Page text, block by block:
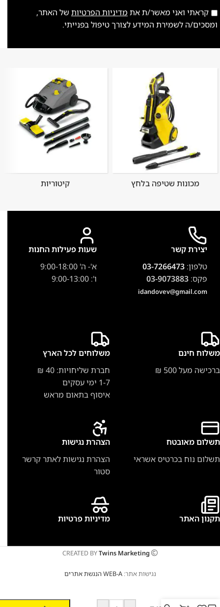
קראתי ואני מאשר/ת את מדיניות הפרטיות של האתר,
ומסכים/ה לשמירת המידע לצורך טיפול בפנייתי.
מכונות שטיפה בלחץ קיטוריות
יצירת קשר
טלפון:03-7266473
פקס:03-9073883
idandovev@gmail.com
שעות פעילות החנות
א'- ה' 9:00-18:00
ו': 9:00-13:00
משלוח חינם
ברכישה מעל 500 ₪
משלוחים לכל הארץ
חברת שליחויות: 40 ₪
1-7 ימי עסקים
איסוף בתאום מראש
תשלום מאובטח
תשלום נוח בכרטיס אשראי
הצהרת נגישות
הצהרת נגישות לאתר קרשר
סטור
תקנון האתר מדיניות פרטיות
CREATED BYTwins Marketing
נגישות אתר:WEB-A הנגשת אתרים
טלסקופי